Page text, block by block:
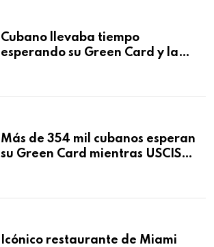
Cubano llevaba tiempo
esperando su Green Card y la
Más de 354 mil cubanos esperan
su Green Card mientras USCIS
Icónico restaurante de Miami